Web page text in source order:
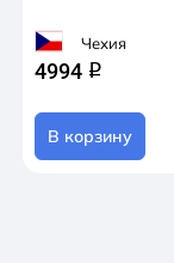
Чехия
4994 q
В корзину